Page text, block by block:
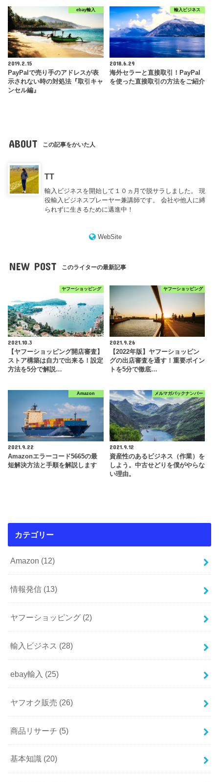
ebay輸入
2019.2.15
PayPalで売り手のアドレスが表
示されない時の対処法『取引キャ
ンセル編』
輸入ビジネス
2018.6.29
海外セラーと直接取引！PayPal
を使った直接取引の方法をご紹介
ABOUT この記事をかいた人
TT
輸入ビジネスを開始して１０ヵ月で脱サラしました。 現
役輸入ビジネスプレーヤー兼講師です。 会社や他人に縛
られずに生きるために邁進中！
WebSite
NEW POST このライターの最新記事
ヤフーショッピング
2021.10.3
【ヤフーショッピング開店審査】
ストア構築は自力で出来る！設定
方法を5分で解説…
ヤフーショッピング
2021.9.26
【2022年版】ヤフーショッピン
グの出店審査を通す！重要ポイン
トを5分で徹底…
Amazon
2021.9.22
Amazonエラーコード5665の最
短解決方法と手順を解説します
メルマガバックナンバー
2021.9.12
資産性のあるビジネス（作業）を
しよう。中古せどりを僕がやらな
い理由。
カテゴリー
Amazon (12)
情報発信 (13)
ヤフーショッピング (2)
輸入ビジネス (28)
ebay輸入 (25)
ヤフオク販売 (26)
商品リサーチ (5)
基本知識 (20)